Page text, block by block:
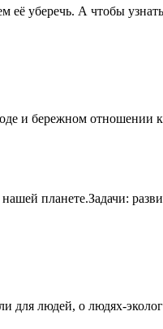
её уберечь. А чтобы
и бережном отношении
планете.Задачи:
для людей, о людях-